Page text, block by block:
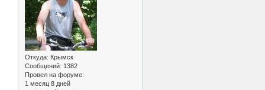
Откуда: Крымск
Сообщений: 1382
Провел на форуме:
1 месяц 8 дней